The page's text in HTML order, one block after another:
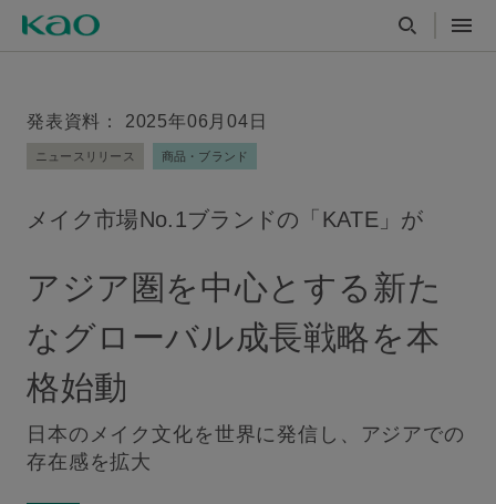
発表資料： 2025年06月04日
ニュースリリース 商品・ブランド
メイク市場No.1ブランドの「KATE」が
アジア圏を中心とする新た
なグローバル成長戦略を本
格始動
日本のメイク文化を世界に発信し、アジアでの
存在感を拡大